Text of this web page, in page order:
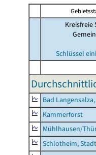
Kreisfreie
Schlüssel
Bad
Kammerforst
Mühlhausen/
Schlotheim, Stadt